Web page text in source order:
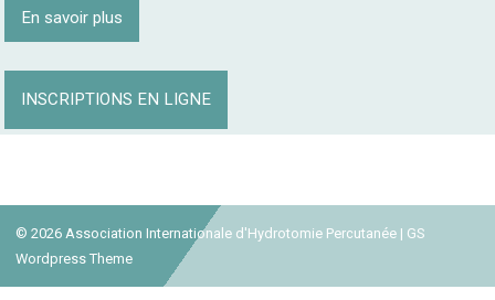
En savoir plus
INSCRIPTIONS EN LIGNE
© 2026 Association Internationale d'Hydrotomie Percutanée| GS
Wordpress Theme